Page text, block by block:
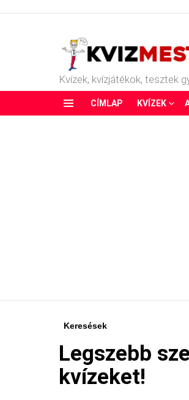
Kvízek, kvízjátékok, tesztek
CÍMLAP KVÍZEK
Keresések
Legszebb
kvízeket!